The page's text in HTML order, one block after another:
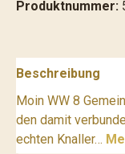
Produktnummer:
Beschreibung
Moin WW 8
den damit
echten Knaller…